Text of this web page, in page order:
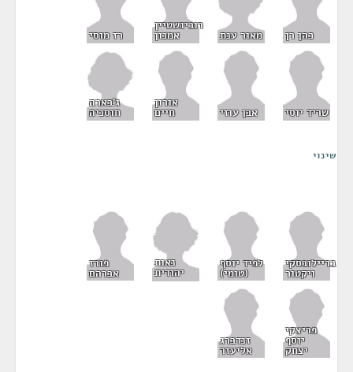
כהן רן מאור ענת
רובינשטיין
אמנון רז מוסי
שריד יוסי אבן עוזי
אורון
חיים
ג'בארה
חוסניה
שינוי
בריילובסקי
ויקטור
לפיד יוסף
(טומי)
נאות
יהודית
פורז
אברהם
פריצקי
יוסף
יצחק
זנדברג
אליעזר